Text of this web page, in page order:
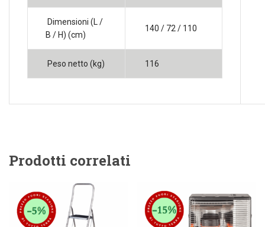
Dimensioni (L /
B / H) (cm)
140 / 72 / 110
Peso netto (kg) 116
Prodotti correlati